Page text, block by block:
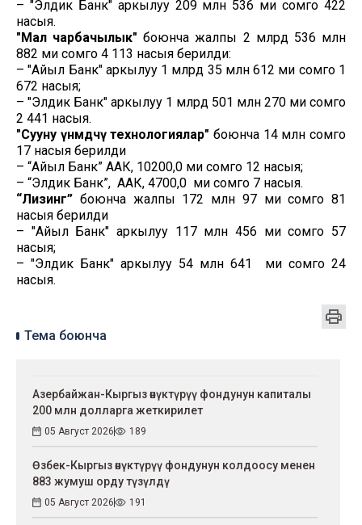
– "Элдик Банк" аркылуу 209 млн 536 миң сомго 422
насыя.
"Мал чарбачылык" боюнча жалпы 2 млрд 536 млн
882 миң сомго 4 113 насыя берилди:
– "Айыл Банк" аркылуу 1 млрд 35 млн 612 миң сомго 1
672 насыя;
– "Элдик Банк" аркылуу 1 млрд 501 млн 270 миң сомго
2 441 насыя.
"Сууну үнөмдөөчү технологиялар" боюнча 14 млн сомго
17 насыя берилди
– “Айыл Банк” ААК, 10200,0 миң сомго 12 насыя;
– “Элдик Банк”, ААК, 4700,0 миң сомго 7 насыя.
“Лизинг” боюнча жалпы 172 млн 97 миң сомго 81
насыя берилди
– "Айыл Банк" аркылуу 117 млн 456 миң сомго 57
насыя;
– "Элдик Банк" аркылуу 54 млн 641 миң сомго 24
насыя.
Тема боюнча
Азербайжан-Кыргыз өнүктүрүү фондунун капиталы
200 млн долларга жеткирилет
05 Август 2026 189
Өзбек-Кыргыз өнүктүрүү фондунун колдоосу менен
883 жумуш орду түзүлдү
05 Август 2026 191